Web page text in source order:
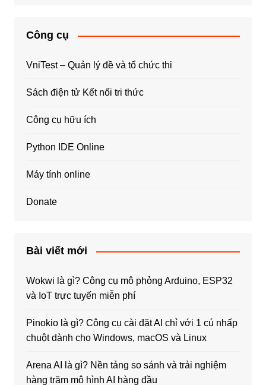
Công cụ
VniTest – Quản lý đề và tổ chức thi
Sách điện tử Kết nối tri thức
Công cụ hữu ích
Python IDE Online
Máy tính online
Donate
Bài viết mới
Wokwi là gì? Công cụ mô phỏng Arduino, ESP32
và IoT trực tuyến miễn phí
Pinokio là gì? Công cụ cài đặt AI chỉ với 1 cú nhấp
chuột dành cho Windows, macOS và Linux
Arena AI là gì? Nền tảng so sánh và trải nghiệm
hàng trăm mô hình AI hàng đầu